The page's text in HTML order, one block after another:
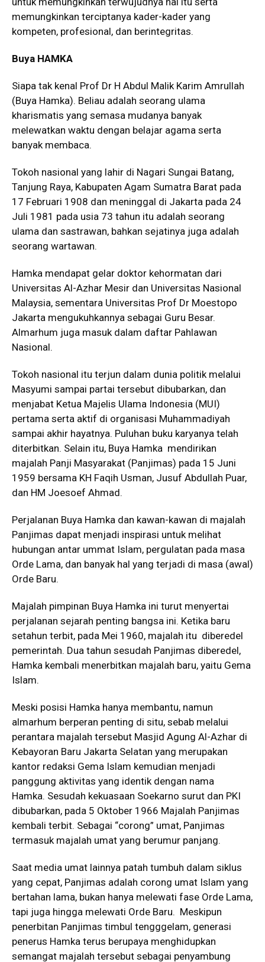
memungkinkan terciptanya kader-kader yang
kompeten, profesional, dan berintegritas.
Buya HAMKA
Siapa tak kenal Prof Dr H Abdul Malik Karim Amrullah
(Buya Hamka). Beliau adalah seorang ulama
kharismatis yang semasa mudanya banyak
melewatkan waktu dengan belajar agama serta
banyak membaca.
Tokoh nasional yang lahir di Nagari Sungai Batang,
Tanjung Raya, Kabupaten Agam Sumatra Barat pada
17 Februari 1908 dan meninggal di Jakarta pada 24
Juli 1981 pada usia 73 tahun itu adalah seorang
ulama dan sastrawan, bahkan sejatinya juga adalah
seorang wartawan.
Hamka mendapat gelar doktor kehormatan dari
Universitas Al-Azhar Mesir dan Universitas Nasional
Malaysia, sementara Universitas Prof Dr Moestopo
Jakarta mengukuhkannya sebagai Guru Besar.
Almarhum juga masuk dalam daftar Pahlawan
Nasional.
Tokoh nasional itu terjun dalam dunia politik melalui
Masyumi sampai partai tersebut dibubarkan, dan
menjabat Ketua Majelis Ulama Indonesia (MUI)
pertama serta aktif di organisasi Muhammadiyah
sampai akhir hayatnya. Puluhan buku karyanya telah
diterbitkan. Selain itu, Buya Hamka mendirikan
majalah Panji Masyarakat (Panjimas) pada 15 Juni
1959 bersama KH Faqih Usman, Jusuf Abdullah Puar,
dan HM Joesoef Ahmad.
Perjalanan Buya Hamka dan kawan-kawan di majalah
Panjimas dapat menjadi inspirasi untuk melihat
hubungan antar ummat Islam, pergulatan pada masa
Orde Lama, dan banyak hal yang terjadi di masa (awal)
Orde Baru.
Majalah pimpinan Buya Hamka ini turut menyertai
perjalanan sejarah penting bangsa ini. Ketika baru
setahun terbit, pada Mei 1960, majalah itu diberedel
pemerintah. Dua tahun sesudah Panjimas diberedel,
Hamka kembali menerbitkan majalah baru, yaitu Gema
Islam.
Meski posisi Hamka hanya membantu, namun
almarhum berperan penting di situ, sebab melalui
perantara majalah tersebut Masjid Agung Al-Azhar di
Kebayoran Baru Jakarta Selatan yang merupakan
kantor redaksi Gema Islam kemudian menjadi
panggung aktivitas yang identik dengan nama
Hamka. Sesudah kekuasaan Soekarno surut dan PKI
dibubarkan, pada 5 Oktober 1966 Majalah Panjimas
kembali terbit. Sebagai “corong” umat, Panjimas
termasuk majalah umat yang berumur panjang.
Saat media umat lainnya patah tumbuh dalam siklus
yang cepat, Panjimas adalah corong umat Islam yang
bertahan lama, bukan hanya melewati fase Orde Lama,
tapi juga hingga melewati Orde Baru. Meskipun
penerbitan Panjimas timbul tengggelam, generasi
penerus Hamka terus berupaya menghidupkan
semangat majalah tersebut sebagai penyambung